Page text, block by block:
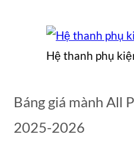
Hệ thanh phụ
Báng giá mành All
2025-2026